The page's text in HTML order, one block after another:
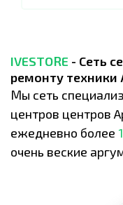
IVESTORE - Сеть
ремонту техники
Мы сеть
центров центров
ежедневно более
очень веские